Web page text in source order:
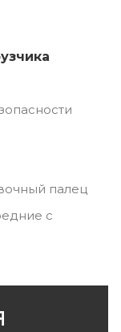
палец
с